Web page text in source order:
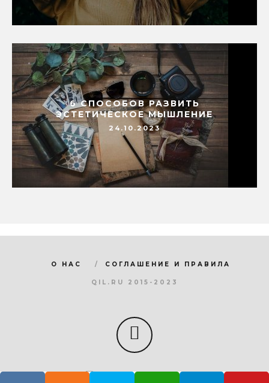
6 СПОСОБОВ РАЗВИТЬ
ЭСТЕТИЧЕСКОЕ МЫШЛЕНИЕ
24.10.2023
О НАС СОГЛАШЕНИЕ И ПРАВИЛА
QIL.RU 2015-2023